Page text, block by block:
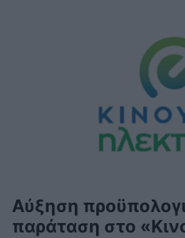
Αύξηση
παράταση στο